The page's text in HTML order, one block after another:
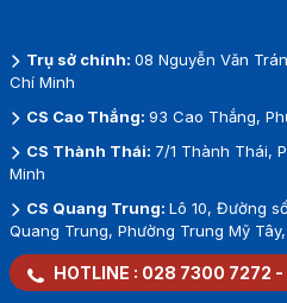
Trụ sở chính: 08 Nguyễn Văn
Chí Minh
CS Cao Thắng: 93 Cao Thắng,
CS Thành Thái: 7/1 Thành Thái,
Minh
CS Quang Trung: Lô 10, Đường
Quang Trung, Phường Trung Mỹ
HOTLINE : 028 7300 7272 -